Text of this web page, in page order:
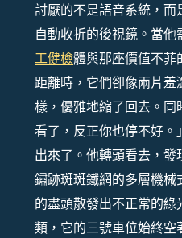
討厭的不是語音系統，
自動收折的後視鏡。當
工健檢體與那座價值不菲
距離時，它們卻像兩片羞
樣，優雅地縮了回去。
看了，反正你也停不好
出來了。他轉頭看去，
鏽跡斑斑鐵網的多層機
的盡頭散發出不正常的
類，它的三號車位始終空